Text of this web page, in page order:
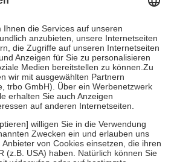
sind jedoch nie mehr als die tatsächlichen
auch für Online-Apotheken.
Krankenpflege beträgt die
Kosten sowie zehn Euro je
für ihre eigene Gesundheit zu
Stellung der Familie zu unterstützen,
an bei:
bis zum vollendeten 18. Lebensjahr